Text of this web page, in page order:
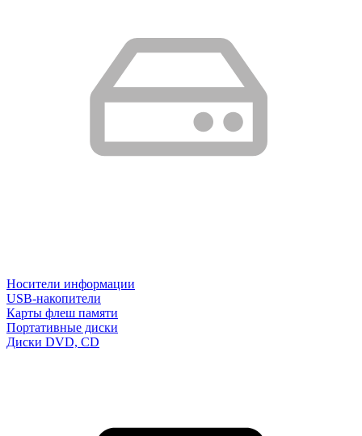
Носители информации
USB-накопители
Карты флеш памяти
Портативные диски
Диски DVD, CD